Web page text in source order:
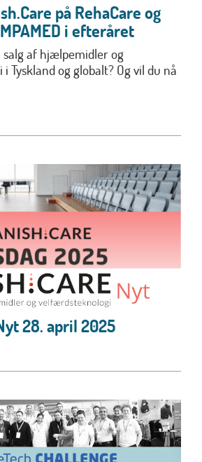
på RehaCare og
i efteråret
salg af hjælpemidler og
Tyskland og globalt? Og vil du nå
28. april 2025